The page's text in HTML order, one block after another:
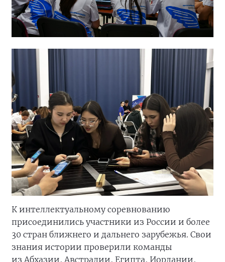
К интеллектуальному соревнованию
присоединились участники из России и более
30 стран ближнего и дальнего зарубежья. Свои
знания истории проверили команды
из Абхазии, Австралии, Египта, Иордании,